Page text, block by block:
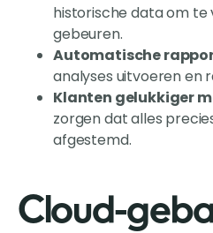
historische data om
gebeuren.
Automatische
analyses uitvoeren en
Klanten gelukkiger
zorgen dat alles
afgestemd.
Cloud-